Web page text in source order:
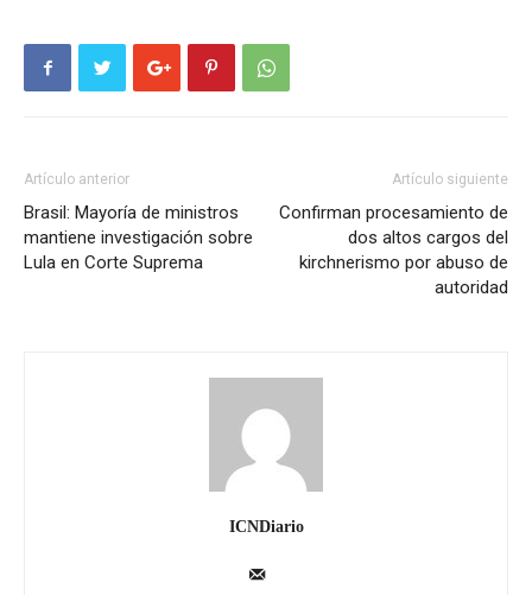
Artículo anterior
Brasil: Mayoría de ministros
mantiene investigación sobre
Lula en Corte Suprema
Artículo siguiente
Confirman procesamiento de
dos altos cargos del
kirchnerismo por abuso de
autoridad
ICNDiario